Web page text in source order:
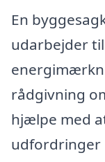
En
udarbejder
rådgivning
hjælpe med
udfordringer